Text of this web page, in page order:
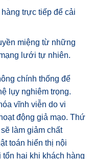
trực tiếp để cải
miệng từ những
lưới tự nhiên.
chính thống để
lụy nghiêm trọng.
vĩnh viễn do vi
động giả mạo. Thứ
làm giảm chất
toán hiển thị nội
hại khi khách hàng